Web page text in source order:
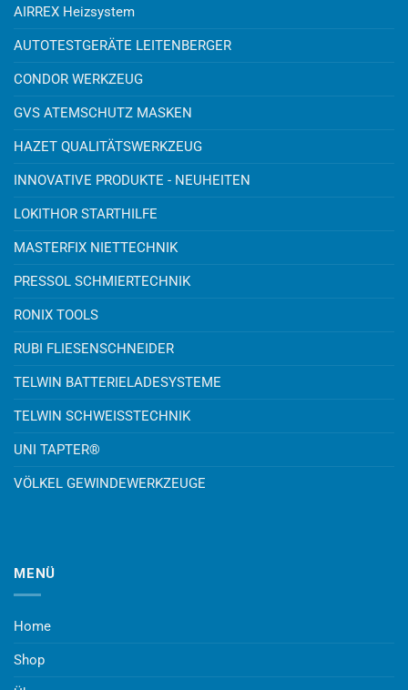
AIRREX Heizsystem
AUTOTESTGERÄTE LEITENBERGER
CONDOR WERKZEUG
GVS ATEMSCHUTZ MASKEN
HAZET QUALITÄTSWERKZEUG
INNOVATIVE PRODUKTE - NEUHEITEN
LOKITHOR STARTHILFE
MASTERFIX NIETTECHNIK
PRESSOL SCHMIERTECHNIK
RONIX TOOLS
RUBI FLIESENSCHNEIDER
TELWIN BATTERIELADESYSTEME
TELWIN SCHWEISSTECHNIK
UNI TAPTER®
VÖLKEL GEWINDEWERKZEUGE
MENÜ
Home
Shop